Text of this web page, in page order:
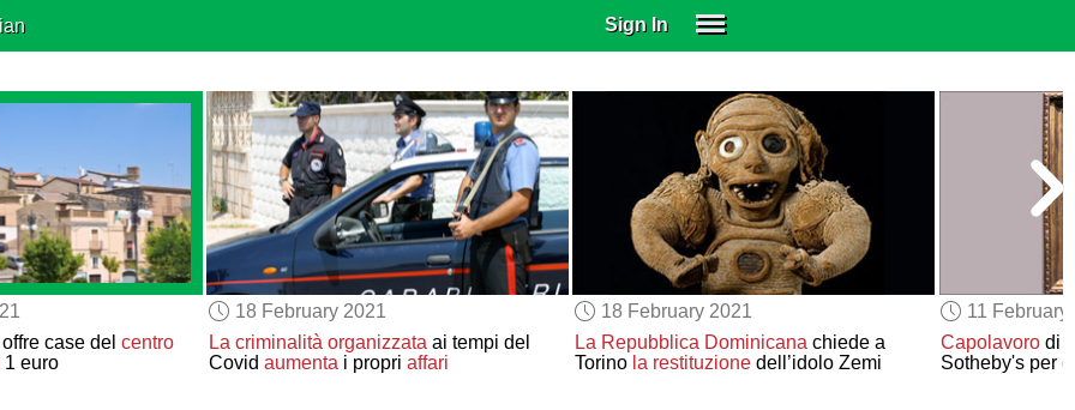
Sign In
SUBSCRIBE
EDUCATIONAL LICENSES
GIFT CARDS
OTHER LANGUAGES
ABOUT US
ALEXA
ADJUST COLORS
case del centro
1 euro
18 February 2021
La criminalità organizzataai tempi del
Covid aumentai propri affari
18 February 2021
La Repubblica Dominicanachiede a
Torino la restituzionedell’idolo Zemi
11 February
Capolavoro di
Sotheby's per